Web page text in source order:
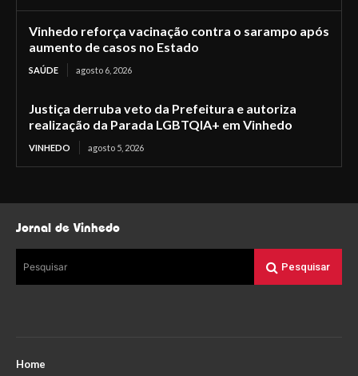
Vinhedo reforça vacinação contra o sarampo após
aumento de casos no Estado
SAÚDE agosto 6, 2026
Justiça derruba veto da Prefeitura e autoriza
realização da Parada LGBTQIA+ em Vinhedo
VINHEDO agosto 5, 2026
Jornal de Vinhedo
Pesquisar Pesquisar
Home